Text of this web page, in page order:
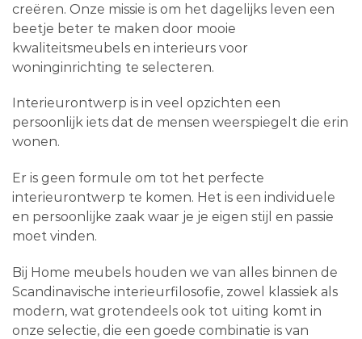
creëren. Onze missie is om het dagelijks leven een
beetje beter te maken door mooie
kwaliteitsmeubels en interieurs voor
woninginrichting te selecteren.
Interieurontwerp is in veel opzichten een
persoonlijk iets dat de mensen weerspiegelt die erin
wonen.
Er is geen formule om tot het perfecte
interieurontwerp te komen. Het is een individuele
en persoonlijke zaak waar je je eigen stijl en passie
moet vinden.
Bij Home meubels houden we van alles binnen de
Scandinavische interieurfilosofie, zowel klassiek als
modern, wat grotendeels ook tot uiting komt in
onze selectie, die een goede combinatie is van